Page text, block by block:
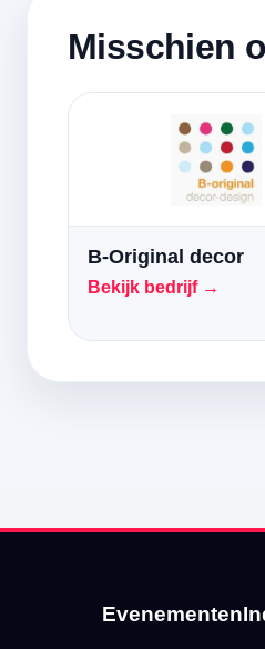
Misschien
B-Original decor
Bekijk bedrijf →